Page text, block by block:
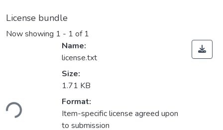
License bundle
Now showing 1 - 1 of 1
Name:
license.txt
Size:
1.71 KB
Format:
Item-specific license agreed upon
to submission